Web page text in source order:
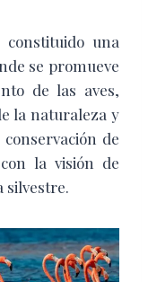
una
se promueve
de las aves,
la naturaleza y
de
la visión de
silvestre.